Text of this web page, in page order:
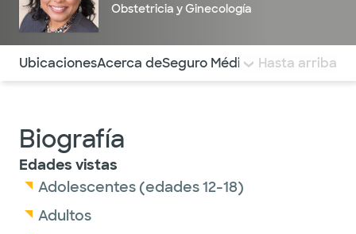
Obstetricia y Ginecología
Utilice esta navegación para saltar rápidamente a
UbicacionesAcerca deSeguro Médico COMENTARIOS
Hasta arriba
Biografía
Edades vistas
Adolescentes (edades 12-18)
Adultos